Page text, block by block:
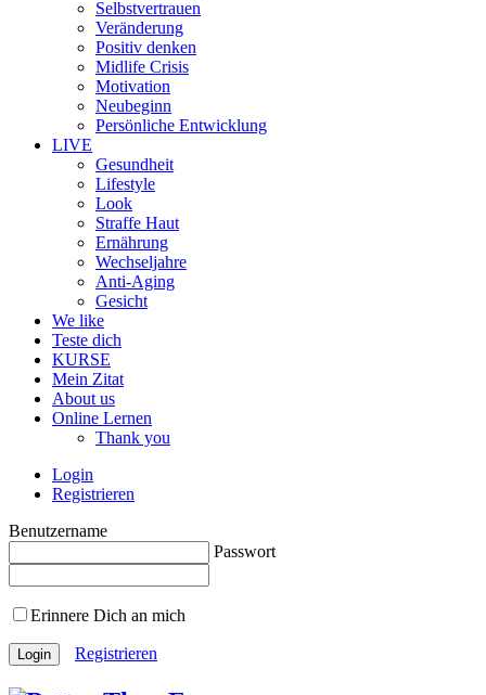
Selbstvertrauen
Veränderung
Positiv denken
Midlife Crisis
Motivation
Neubeginn
Persönliche Entwicklung
LIVE
Gesundheit
Lifestyle
Look
Straffe Haut
Ernährung
Wechseljahre
Anti-Aging
Gesicht
We like
Teste dich
KURSE
Mein Zitat
About us
Online Lernen
Thank you
Login
Registrieren
Benutzername
Passwort
Erinnere Dich an mich
Registrieren